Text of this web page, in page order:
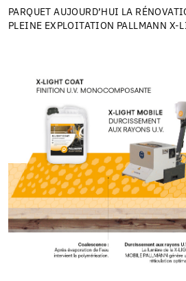
PARQUET AUJOURD’HUI LA
PLEINE EXPLOITATION PALLMANN X-